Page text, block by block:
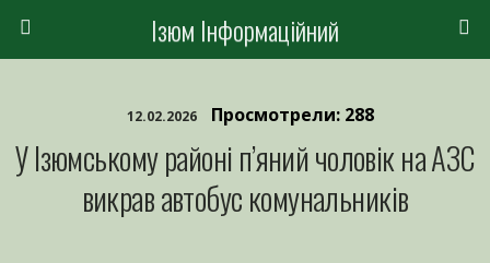
Ізюм Інформаційний
12.02.2026 Просмотрели: 288
У Ізюмському районі п’яний чоловік на АЗС
викрав автобус комунальників